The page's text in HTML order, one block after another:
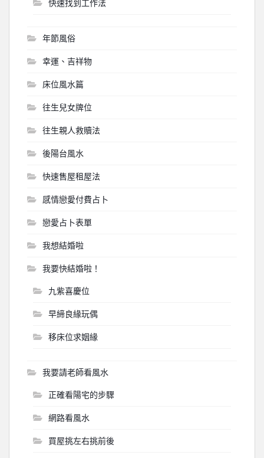
快速找到工作法
年節風俗
幸運、吉祥物
床位風水篇
往生兒女牌位
往生親人救贖法
後陽台風水
快速售屋租屋法
感情戀愛付費占卜
戀愛占卜表單
我想結婚啦
我要快結婚啦！
九紫喜慶位
早締良緣玩偶
移床位求姻緣
我要請老師看風水
正確看陽宅的步驟
網路看風水
買屋挑左右挑前後